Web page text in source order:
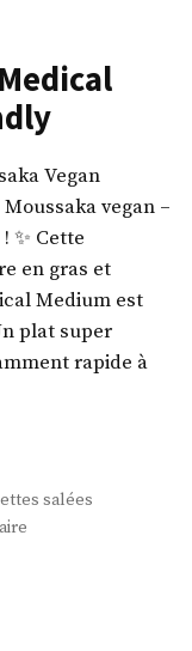
Medium
compatible
Vegan
vegan –
✨ Cette
en gras et
Medium est
plat super
rapide à
salées